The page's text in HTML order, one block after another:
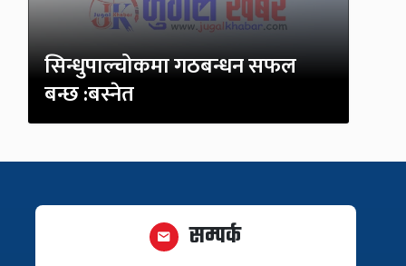
सिन्धुपाल्चोकमा गठबन्धन सफल
बन्छ :बस्नेत
सम्पर्क